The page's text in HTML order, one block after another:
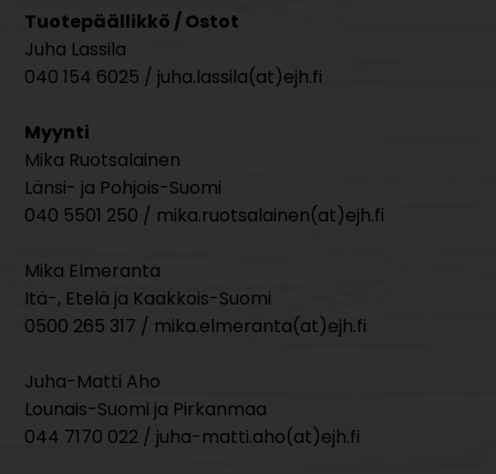
Tuotepäällikkö / Ostot
Juha Lassila
040 154 6025 / juha.lassila(at)ejh.fi
Myynti
Mika Ruotsalainen
Länsi- ja Pohjois-Suomi
040 5501 250 / mika.ruotsalainen(at)ejh.fi
Mika Elmeranta
Itä-, Etelä ja Kaakkois-Suomi
0500 265 317 / mika.elmeranta(at)ejh.fi
Juha-Matti Aho
Lounais-Suomi ja Pirkanmaa
044 7170 022 / juha-matti.aho(at)ejh.fi